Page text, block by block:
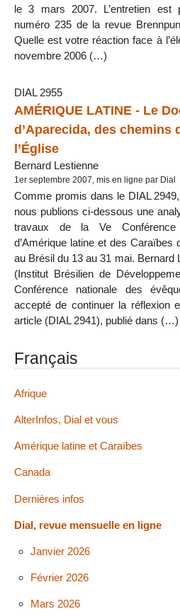
le 3 mars 2007. L’entretien
numéro 235 de la revue
Quelle est votre réaction face à
novembre 2006 (…)
DIAL 2955
AMÉRIQUE LATINE - Le
d’Aparecida, des chemins
l’Église
Bernard Lestienne
1er septembre 2007, mis en ligne par Dial
Comme promis dans le DIAL
nous publions ci-dessous une
travaux de la Ve Conférence
d’Amérique latine et des Caraïbes
au Brésil du 13 au 31 mai. Bernard
(Institut Brésilien de
Conférence nationale des
accepté de continuer la réflexion
article (DIAL 2941), publié dans (…)
Français
Afrique
AlterInfos, Dial et vous
Amérique latine et Caraïbes
Canada
Dernières infos
Dial, revue mensuelle en ligne
Janvier 2026
Février 2026
Mars 2026